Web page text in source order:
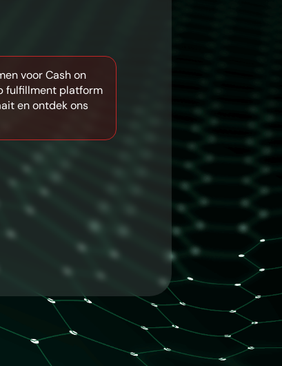
voor Cash on
fulfillment platform
en ontdek ons